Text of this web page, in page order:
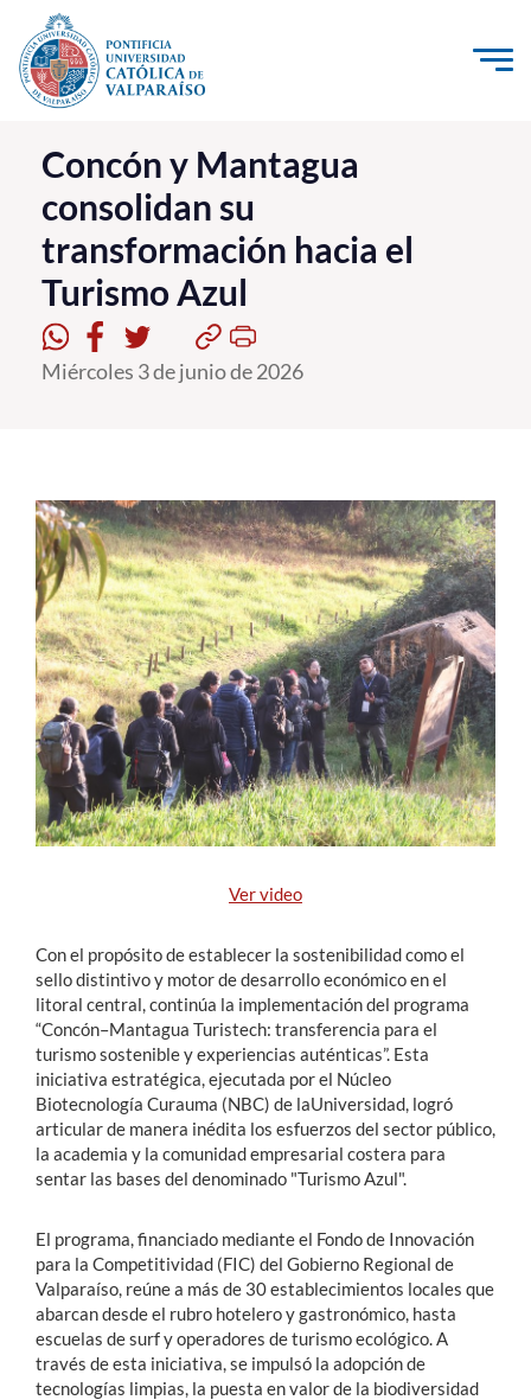
Click acá para ir directamente al contenido
La Universidad
Investigación, Creación e Innovación
PUCV Internacional
Vinculación con el Medio
Admisión
Formación Continua
Estudiantes
Académicos
Funcionarios
Alumni
English
Concón y Mantagua
consolidan su
transformación hacia el
Turismo Azul
Miércoles 3 de junio de 2026
Ver video
Con el propósito de establecer la sostenibilidad como el
sello distintivo y motor de desarrollo económico en el
litoral central, continúa la implementación del programa
“Concón–Mantagua Turistech: transferencia para el
turismo sostenible y experiencias auténticas”. Esta
iniciativa estratégica, ejecutada por el Núcleo
Biotecnología Curauma (NBC) de laUniversidad, logró
articular de manera inédita los esfuerzos del sector público,
la academia y la comunidad empresarial costera para
sentar las bases del denominado "Turismo Azul".
El programa, financiado mediante el Fondo de Innovación
para la Competitividad (FIC) del Gobierno Regional de
Valparaíso, reúne a más de 30 establecimientos locales que
abarcan desde el rubro hotelero y gastronómico, hasta
escuelas de surf y operadores de turismo ecológico. A
través de esta iniciativa, se impulsó la adopción de
tecnologías limpias, la puesta en valor de la biodiversidad